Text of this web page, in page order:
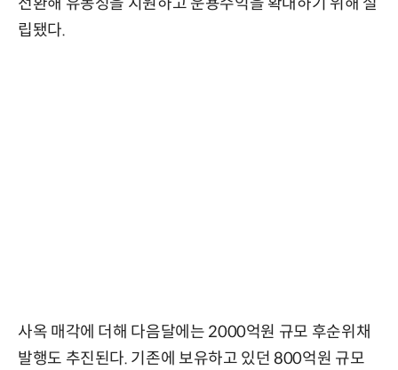
립됐다.
사옥 매각에 더해 다음달에는 2000억원 규모 후순위채
발행도 추진된다. 기존에 보유하고 있던 800억원 규모